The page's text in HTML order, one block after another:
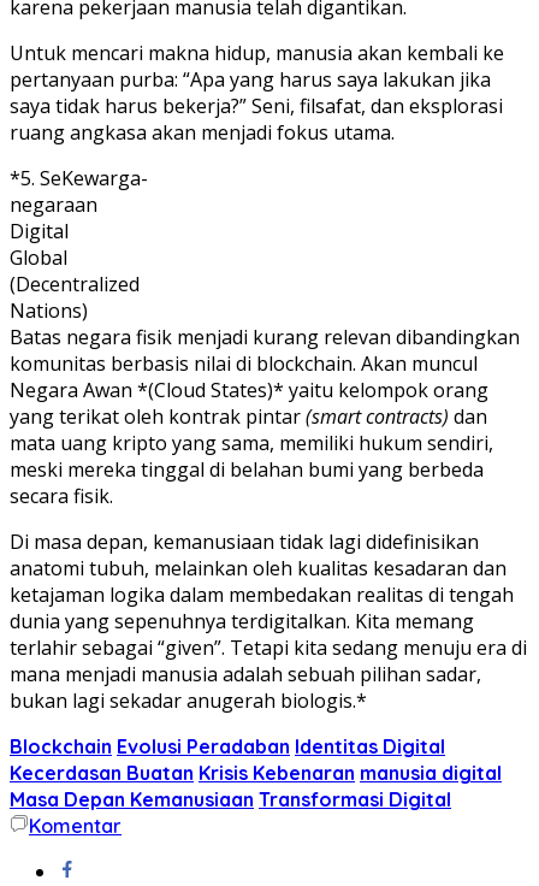
karena pekerjaan manusia telah digantikan.
Untuk mencari makna hidup, manusia akan kembali ke
pertanyaan purba: “Apa yang harus saya lakukan jika
saya tidak harus bekerja?” Seni, filsafat, dan eksplorasi
ruang angkasa akan menjadi fokus utama.
*5. SeKewarga-
negaraan
Digital
Global
(Decentralized
Nations)
Batas negara fisik menjadi kurang relevan dibandingkan
komunitas berbasis nilai di blockchain. Akan muncul
Negara Awan *(Cloud States)* yaitu kelompok orang
yang terikat oleh kontrak pintar(smart contracts) dan
mata uang kripto yang sama, memiliki hukum sendiri,
meski mereka tinggal di belahan bumi yang berbeda
secara fisik.
Di masa depan, kemanusiaan tidak lagi didefinisikan
anatomi tubuh, melainkan oleh kualitas kesadaran dan
ketajaman logika dalam membedakan realitas di tengah
dunia yang sepenuhnya terdigitalkan. Kita memang
terlahir sebagai “given”. Tetapi kita sedang menuju era di
mana menjadi manusia adalah sebuah pilihan sadar,
bukan lagi sekadar anugerah biologis.*
Blockchain Evolusi Peradaban Identitas Digital
Kecerdasan Buatan Krisis Kebenaran manusia digital
Masa Depan Kemanusiaan Transformasi Digital
Komentar